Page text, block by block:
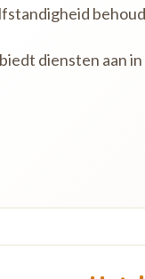
diensten aan